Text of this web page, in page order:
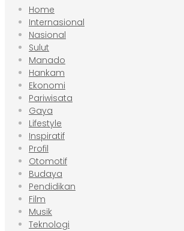
Home
Internasional
Nasional
Sulut
Manado
Hankam
Ekonomi
Pariwisata
Gaya
Lifestyle
Inspiratif
Profil
Otomotif
Budaya
Pendidikan
Film
Musik
Teknologi